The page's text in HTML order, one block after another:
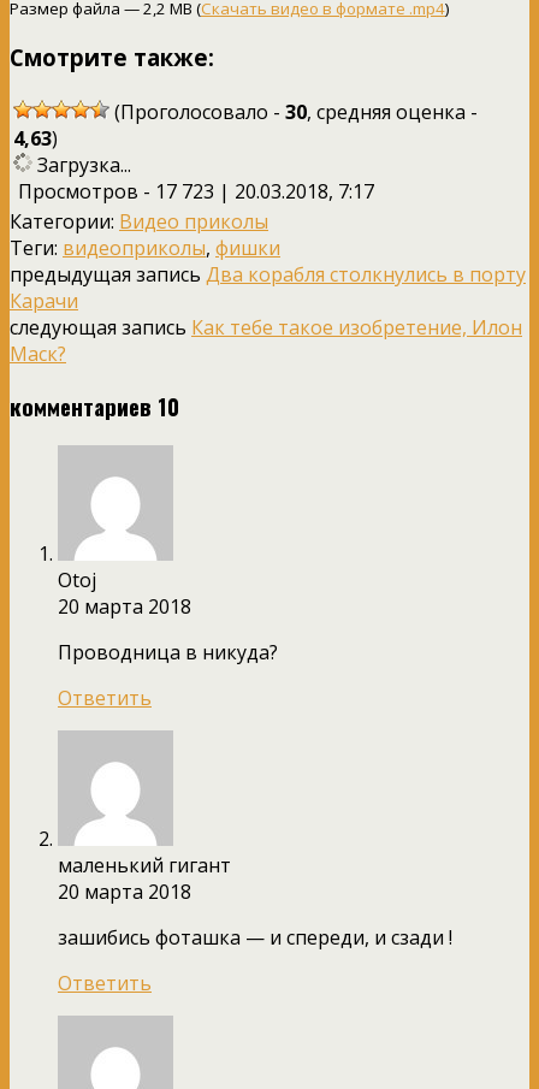
Размер файла — 2,2 MB (Скачать видео в формате .mp4)
Смотрите также:
(Проголосовало - 30, средняя оценка -
4,63)
Загрузка...
Просмотров - 17 723 | 20.03.2018, 7:17
Категории: Видео приколы
Теги: видеоприколы, фишки
предыдущая запись Два корабля столкнулись в порту
Карачи
следующая запись Как тебе такое изобретение, Илон
Маск?
комментариев 10
Otoj
20 марта 2018
Проводница в никуда?
Ответить
маленький гигант
20 марта 2018
зашибись фоташка — и спереди, и сзади !
Ответить